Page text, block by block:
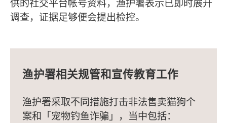
供的社交平台帐号资料，渔护署表示已即时展开
调查，证据足够便会提出检控。
渔护署相关规管和宣传教育工作
渔护署采取不同措施打击非法售卖猫狗个
案和「宠物钓鱼诈骗」，当中包括：